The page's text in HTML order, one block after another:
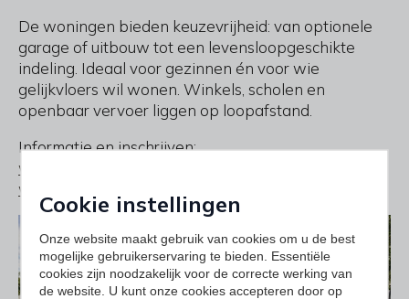
De woningen bieden keuzevrijheid: van optionele
garage of uitbouw tot een levensloopgeschikte
indeling. Ideaal voor gezinnen én voor wie
gelijkvloers wil wonen. Winkels, scholen en
openbaar vervoer liggen op loopafstand.
Informatie en inschrijven:
www.kampenkoolhof.nl
www.boekholtnieuwbouwspecialist.nl
Cookie instellingen
Onze website maakt gebruik van cookies om u de best
mogelijke gebruikerservaring te bieden. Essentiële
cookies zijn noodzakelijk voor de correcte werking van
de website. U kunt onze cookies accepteren door op